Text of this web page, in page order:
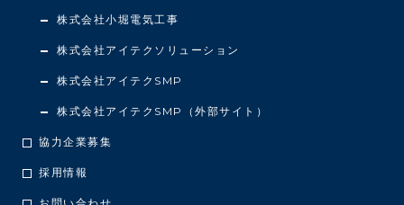
株式会社小堀電気工事
株式会社アイテクソリューション
株式会社アイテクSMP
株式会社アイテクSMP（外部サイト）
協力企業募集
採用情報